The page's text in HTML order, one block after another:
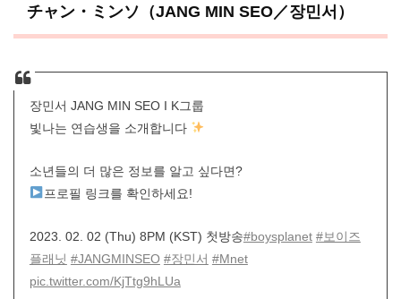
チャン・ミンソ（JANG MIN SEO／장민서）
장민서 JANG MIN SEO I K그룹
빛나는 연습생을 소개합니다
소년들의 더 많은 정보를 알고 싶다면?
프로필 링크를 확인하세요!
2023. 02. 02 (Thu) 8PM (KST) 첫방송#boysplanet #보이즈
플래닛 #JANGMINSEO #장민서 #Mnet
pic.twitter.com/KjTtg9hLUa